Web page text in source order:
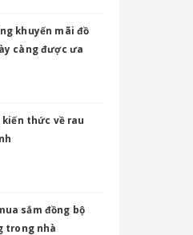
khuyến mãi đồ
càng được ưa
thức về rau
sắm đồng bộ
trong nhà